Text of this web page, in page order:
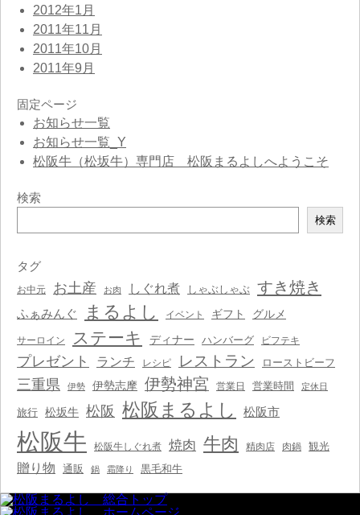
2012年1月
2011年11月
2011年10月
2011年9月
固定ページ
お知らせ一覧
お知らせ一覧_Y
松阪牛（松坂牛）専門店 松阪まるよしへようこそ
検索
索
検索
タグ
お中元 お土産 お肉 しぐれ煮 しゃぶしゃぶ すき焼き
ふぁみんぐ まるよし イベント ギフト グルメ
サーロイン ステーキ ディナー ハンバーグ ビフテキ
プレゼント ランチ レシピ レストラン ローストビーフ
三重県 伊勢 伊勢志摩 伊勢神宮 営業日 営業時間 定休日
旅行 松坂牛 松阪 松阪まるよし 松阪市
松阪牛 松阪牛しぐれ煮 焼肉 牛肉 精肉店 肉鍋 観光
贈り物 通販 鍋 霜降り 黒毛和牛